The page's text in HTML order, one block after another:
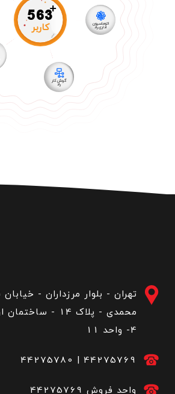
563+
کاربر اتوماسیون
اداری راد
گردش کار
راد
تهران - بلوار مرزداران -
محمدی - پلاک 14 -
4- واحد 11
44275780 | 44275769
44275769 واحد فروش